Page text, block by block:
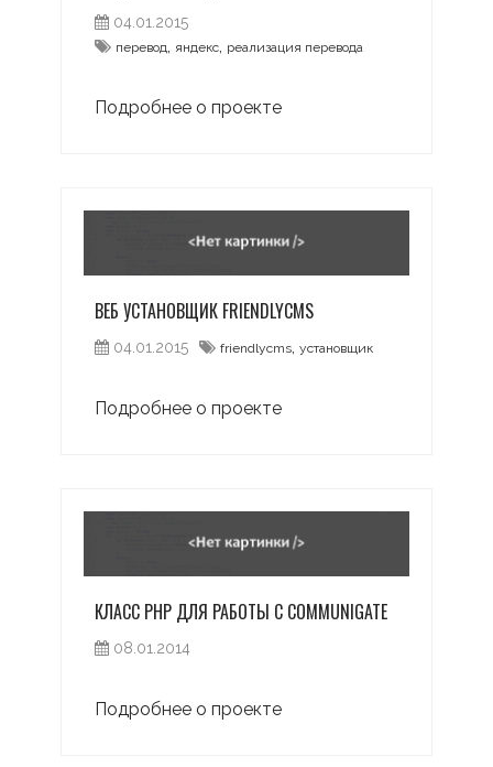
04.01.2015
перевод яндекс реализация перевода
Подробнее о проекте
ВЕБ УСТАНОВЩИК FRIENDLYCMS
04.01.2015 friendlycms установщик
Подробнее о проекте
КЛАСС PHP ДЛЯ РАБОТЫ С COMMUNIGATE
08.01.2014
Подробнее о проекте